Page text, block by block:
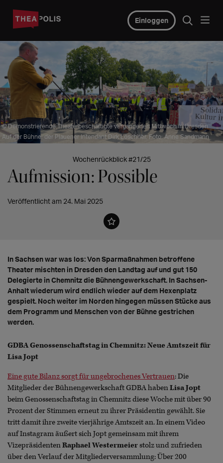
Einloggen
© Demonstrierende Theaterbeschäftigte vergangenen Mittwoch in Dresden.
Auf der Bühne: der Plauener Intendant Dirk Löschner. Foto: Anne Sandmann
Wochenrückblick #21/25
Aufmission: Possible
Veröffentlicht am 24. Mai 2025
In Sachsen war was los: Von Sparmaßnahmen betroffene
Theater mischten in Dresden den Landtag auf und gut 150
Delegierte in Chemnitz die Bühnengewerkschaft. In Sachsen-
Anhalt wiederum wird endlich wieder auf dem Hexenplatz
gespielt. Noch weiter im Norden hingegen müssen Stücke aus
dem Programm und Menschen von der Bühne gestrichen
werden.
GDBA Genossenschaftstag in Chemnitz: Neue Amtszeit für
Lisa Jopt
Eine gute Bilanz sorgt für ungebrochenes Vertrauen: Die
Mitglieder der Bühnengewerkschaft GDBA habenLisa Jopt
beim Genossenschaftstag in Chemnitz diese Woche mit über 90
Prozent der Stimmen erneut zu ihrer Präsidentin gewählt. Sie
tritt damit ihre zweite vierjährige Amtszeit an. In einem Video
auf Instagram äußert sich Jopt gemeinsam mit ihrem
VizepräsidentenRaphael Westermeierstolz und zufrieden
über den Verlauf der Mitgliederversammlung: Über 200